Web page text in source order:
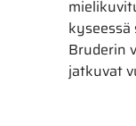
Bruderin
jatkuvat